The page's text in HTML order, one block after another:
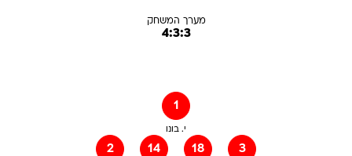
מערך המשחק
4:3:3
1
י. בונו
2 14 18 3